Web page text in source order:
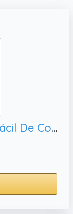
QLOFEI Red de Sombra, Fácil De Colgar (Negro-3x3m)